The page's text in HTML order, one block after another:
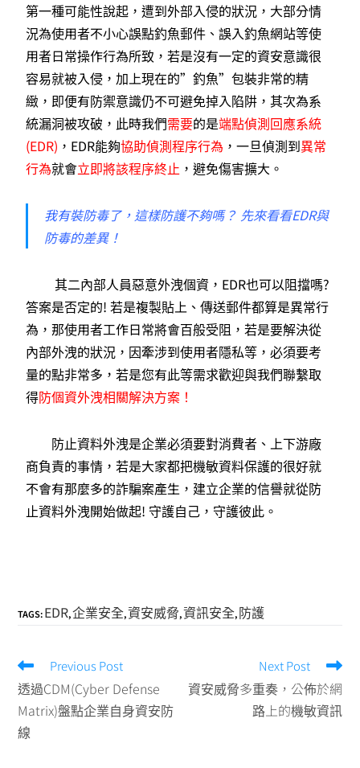
第一種可能性說起，遭到外部入侵的狀況，大部分情
況為使用者不小心誤點釣魚郵件、誤入釣魚網站等使
用者日常操作行為所致，若是沒有一定的資安意識很
容易就被入侵，加上現在的”釣魚”包裝非常的精
緻，即便有防禦意識仍不可避免掉入陷阱，其次為系
統漏洞被攻破，此時我們需要的是端點偵測回應系統
(EDR) ，EDR能夠協助偵測程序行為 ，一旦偵測到異常
行為就會立即將該程序終止 ，避免傷害擴大。
我有裝防毒了，這樣防護不夠嗎？ 先來看看EDR與
防毒的差異！
其二內部人員惡意外洩個資，EDR也可以阻擋嗎?
答案是否定的! 若是複製貼上、傳送郵件都算是異常行
為，那使用者工作日常將會百般受阻，若是要解決從
內部外洩的狀況，因牽涉到使用者隱私等，必須要考
量的點非常多，若是您有此等需求歡迎與我們聯繫取
得防個資外洩相關解決方案！
防止資料外洩是企業必須要對消費者、上下游廠
商負責的事情，若是大家都把機敏資料保護的很好就
不會有那麼多的詐騙案產生，建立企業的信譽就從防
止資料外洩開始做起! 守護自己，守護彼此。
TAGS:EDR,企業安全,資安威脅,資訊安全,防護
Previous Post
透過CDM(Cyber Defense
Matrix)盤點企業自身資安防
線
Next Post
資安威脅多重奏，公佈於網
路上的機敏資訊